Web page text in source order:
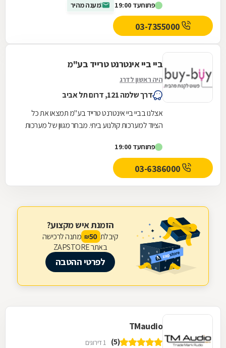
המערכת לשביעות רצוני המלאה.
פתוחעד 19:00 מענה מהיר
03-7355000
ביי ביי אינטרנט טרייד בע"מ
היה ראשון לדרג
דרך שלמה 121, דרום תל אביב
אצלנו בביי ביי אינטרנט טרייד בע"מ תמצאו את כל
הציוד למערכות קולנוע ביתי. מבחר מגוון של מערכות
פתוחעד 19:00
03-6386000
הזמנת איש מקצוע?
קיבלת 50
₪ מתנה לרכישה
באתר ZAPSTORE
לפרטי ההטבה
TMaudio
(5) 1 דירוגים